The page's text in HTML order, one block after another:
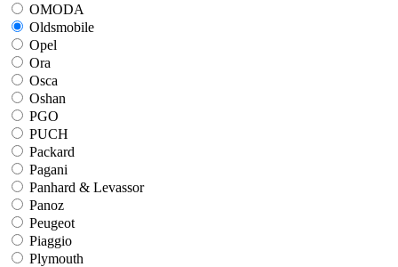
OMODA
Oldsmobile
Opel
Ora
Osca
Oshan
PGO
PUCH
Packard
Pagani
Panhard & Levassor
Panoz
Peugeot
Piaggio
Plymouth